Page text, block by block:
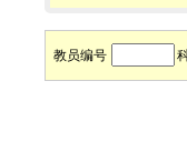
教员编号